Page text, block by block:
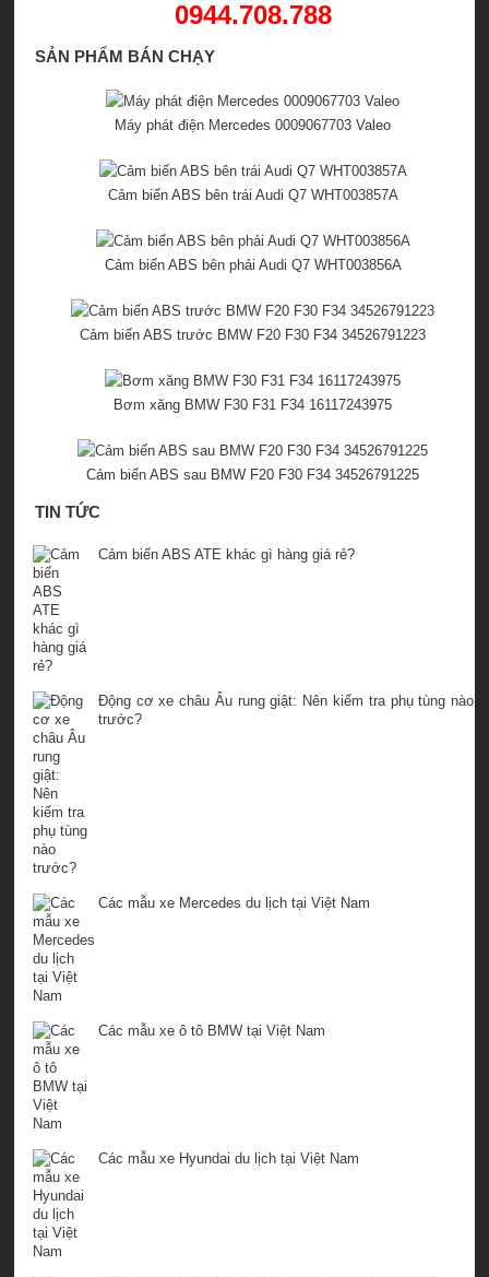
0944.708.788
SẢN PHẨM BÁN CHẠY
Máy phát điện Mercedes 0009067703 Valeo
Cảm biến ABS bên trái Audi Q7 WHT003857A
Cảm biến ABS bên phải Audi Q7 WHT003856A
Cảm biến ABS trước BMW F20 F30 F34 34526791223
Bơm xăng BMW F30 F31 F34 16117243975
Cảm biến ABS sau BMW F20 F30 F34 34526791225
TIN TỨC
Cảm biến ABS ATE khác gì hàng giá rẻ?
Động cơ xe châu Âu rung giật: Nên kiểm tra phụ tùng nào
trước?
Các mẫu xe Mercedes du lịch tại Việt Nam
Các mẫu xe ô tô BMW tại Việt Nam
Các mẫu xe Hyundai du lịch tại Việt Nam